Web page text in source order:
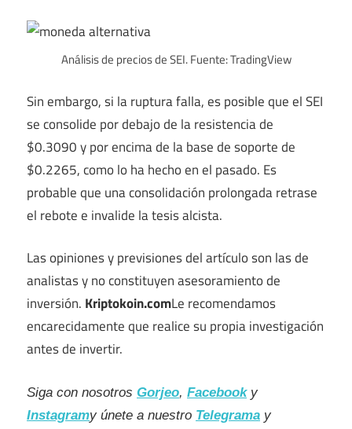
Análisis de precios de SEI. Fuente: TradingView
Sin embargo, si la ruptura falla, es posible que el SEI
se consolide por debajo de la resistencia de
$0.3090 y por encima de la base de soporte de
$0.2265, como lo ha hecho en el pasado. Es
probable que una consolidación prolongada retrase
el rebote e invalide la tesis alcista.
Las opiniones y previsiones del artículo son las de
analistas y no constituyen asesoramiento de
inversión. Kriptokoin.comLe recomendamos
encarecidamente que realice su propia investigación
antes de invertir.
Siga con nosotros Gorjeo, Facebook y
Instagramy únete a nuestro Telegrama y